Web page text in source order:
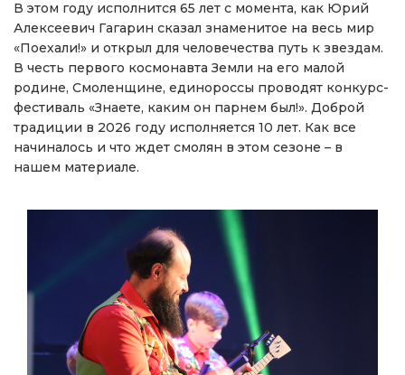
В этом году исполнится 65 лет с момента, как Юрий
Алексеевич Гагарин сказал знаменитое на весь мир
«Поехали!» и открыл для человечества путь к звездам.
В честь первого космонавта Земли на его малой
родине, Смоленщине, единороссы проводят конкурс-
фестиваль «Знаете, каким он парнем был!». Доброй
традиции в 2026 году исполняется 10 лет. Как все
начиналось и что ждет смолян в этом сезоне – в
нашем материале.